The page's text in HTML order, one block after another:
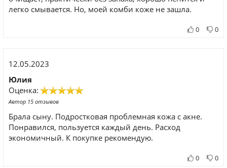
легко смывается. Но, моей комби коже не зашла.
0 0
12.05.2023
Юлия
Оценка:
Автор 15 отзывов
Брала сыну. Подростковая проблемная кожа с акне.
Понравился, пользуется каждый день. Расход
экономичный. К покупке рекомендую.
0 0